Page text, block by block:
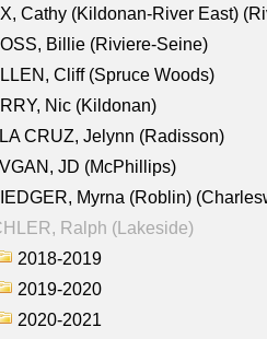
Cathy (Kildonan-River East)
Billie (Riviere-Seine)
Cliff (Spruce Woods)
Nic (Kildonan)
CRUZ, Jelynn (Radisson)
JD (McPhillips)
Myrna (Roblin)
Ralph (Lakeside)
2018-2019
2019-2020
2020-2021